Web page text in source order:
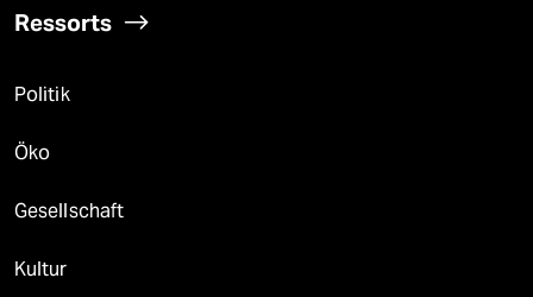
Ressorts
Politik
Öko
Gesellschaft
Kultur